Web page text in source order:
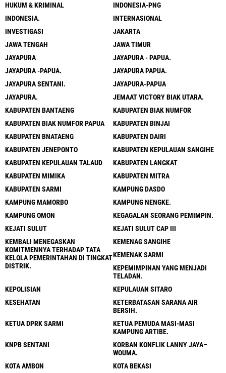
HUKUM & KRIMINAL
INDONESIA-PNG
INDONESIA.
INTERNASIONAL
INVESTIGASI
JAKARTA
JAWA TENGAH
JAWA TIMUR
JAYAPURA
JAYAPURA - PAPUA.
JAYAPURA -PAPUA.
JAYAPURA PAPUA.
JAYAPURA SENTANI.
JAYAPURA-PAPUA
JAYAPURA.
JEMAAT VICTORY BIAK UTARA.
KABUPATEN BANTAENG
KABUPATEN BIAK NUMFOR
KABUPATEN BIAK NUMFOR PAPUA
KABUPATEN BINJAI
KABUPATEN BNATAENG
KABUPATEN DAIRI
KABUPATEN JENEPONTO
KABUPATEN KEPULAUAN SANGIHE
KABUPATEN KEPULAUAN TALAUD
KABUPATEN LANGKAT
KABUPATEN MIMIKA
KABUPATEN MITRA
KABUPATEN SARMI
KAMPUNG DASDO
KAMPUNG MAMORBO
KAMPUNG NENGKE.
KAMPUNG OMON
KEGAGALAN SEORANG PEMIMPIN.
KEJATI SULUT
KEJATI SULUT CAP III
KEMBALI MENEGASKAN
KOMITMENNYA TERHADAP TATA
KELOLA PEMERINTAHAN DI TINGKAT
DISTRIK.
KEMENAG SANGIHE
KEMENAK SARMI
KEPEMIMPINAN YANG MENJADI
TELADAN.
KEPOLISIAN
KEPULAUAN SITARO
KESEHATAN
KETERBATASAN SARANA AIR
BERSIH.
KETUA DPRK SARMI
KETUA PEMUDA MASI-MASI
KAMPUNG ARTIBE.
KNPB SENTANI
KORBAN KONFLIK LANNY JAYA–
WOUMA.
KOTA AMBON
KOTA BEKASI